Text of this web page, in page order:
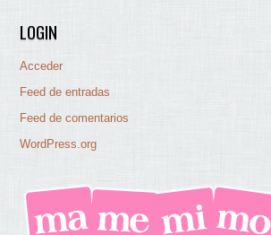
LOGIN
Acceder
Feed de entradas
Feed de comentarios
WordPress.org